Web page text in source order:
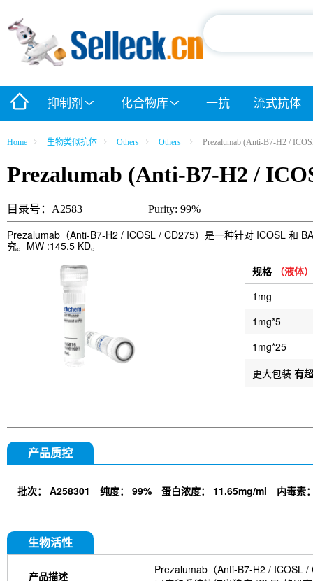
抑制剂 化合物库 一抗 流式抗体
Home 生物类似抗体 Others Others Prezalumab (Anti-B7-H2 /
Prezalumab (Anti-B7-H2 /
目录号：A2583 Purity: 99%
Prezalumab（Anti-B7-H2 / ICOSL / CD275）是一种针对 ICOSL 和
究。MW :145.5 KD。
规格 （液体）
1mg
1mg*5
1mg*25
更大包装 有
产品质控
批次： A258301 纯度： 99% 蛋白浓度： 11.65mg/ml 内毒素
生物活性
产品描述
Prezalumab（Anti-B7-H2 / ICOSL